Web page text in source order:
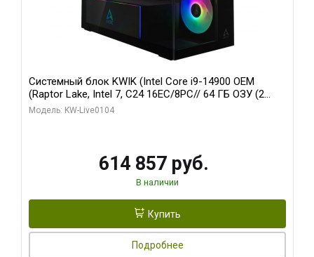
Системный блок KWIK (Intel Core i9-14900 OEM
(Raptor Lake, Intel 7, C24 16EC/8PC// 64 ГБ ОЗУ (2
модуля)/ Afox RTX4090 24GB GDDR6X 384-Bit 3xDP
Модель: KW-Live0104
614 857 руб.
В наличии
Купить
Подробнее